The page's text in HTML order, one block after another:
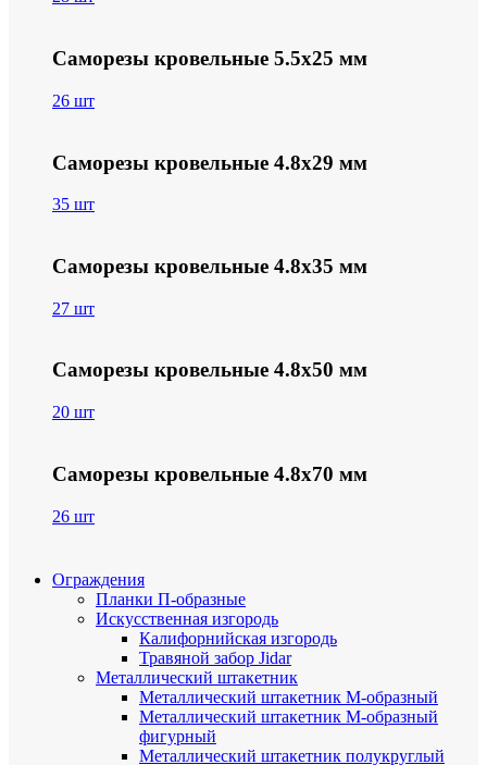
Саморезы кровельные 5.5х25 мм
26 шт
Саморезы кровельные 4.8х29 мм
35 шт
Саморезы кровельные 4.8х35 мм
27 шт
Саморезы кровельные 4.8х50 мм
20 шт
Саморезы кровельные 4.8х70 мм
26 шт
Ограждения
Планки П-образные
Искусственная изгородь
Калифорнийская изгородь
Травяной забор Jidar
Металлический штакетник
Металлический штакетник М-образный
Металлический штакетник М-образный
фигурный
Металлический штакетник полукруглый